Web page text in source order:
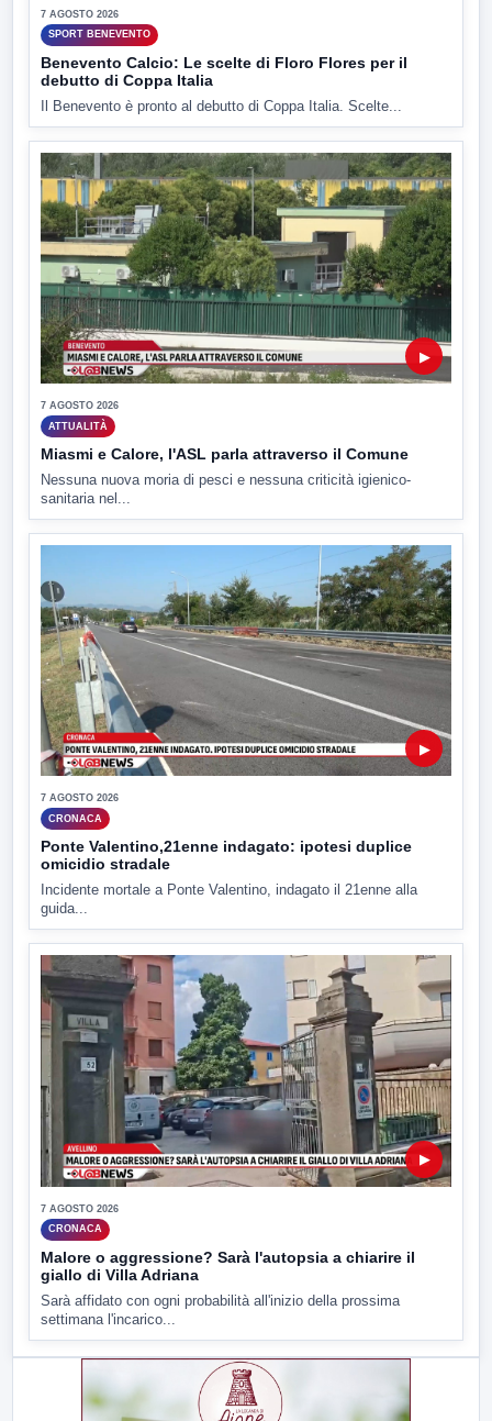
7 AGOSTO 2026
SPORT BENEVENTO
Benevento Calcio: Le scelte di Floro Flores per il
debutto di Coppa Italia
Il Benevento è pronto al debutto di Coppa Italia. Scelte...
▶
7 AGOSTO 2026
ATTUALITÀ
Miasmi e Calore, l'ASL parla attraverso il Comune
Nessuna nuova moria di pesci e nessuna criticità igienico-
sanitaria nel...
▶
7 AGOSTO 2026
CRONACA
Ponte Valentino,21enne indagato: ipotesi duplice
omicidio stradale
Incidente mortale a Ponte Valentino, indagato il 21enne alla
guida...
▶
7 AGOSTO 2026
CRONACA
Malore o aggressione? Sarà l'autopsia a chiarire il
giallo di Villa Adriana
Sarà affidato con ogni probabilità all'inizio della prossima
settimana l'incarico...